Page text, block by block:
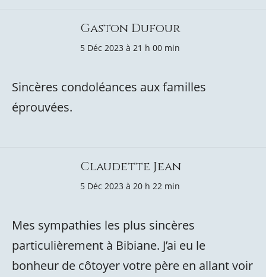
Gaston Dufour
5 Déc 2023 à 21 h 00 min
Sincères condoléances aux familles
éprouvées.
Claudette Jean
5 Déc 2023 à 20 h 22 min
Mes sympathies les plus sincères
particulièrement à Bibiane. J’ai eu le
bonheur de côtoyer votre père en allant voir